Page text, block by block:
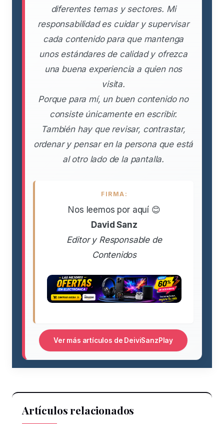
diferentes temas y sectores. Mi
responsabilidad es cuidar y supervisar
cada contenido para que mantenga
unos estándares de calidad y ofrezca
una buena experiencia a quien nos
visita.
Porque para mí, un buen contenido no
consiste únicamente en escribir.
También hay que revisar, contrastar,
ordenar y pensar en la persona que está
al otro lado de la pantalla.
FIRMA:
Nos leemos por aquí 😊
David Sanz
Editor y Responsable de
Contenidos
Ver más artículos de DeiviSanzPlay
Artículos relacionados